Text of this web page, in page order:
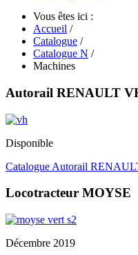
Vous êtes ici :
Accueil /
Catalogue /
Catalogue N /
Machines
Autorail RENAULT
Disponible
Catalogue Autorail
Locotracteur MOYSE
Décembre 2019